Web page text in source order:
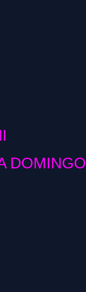
DOMINGO